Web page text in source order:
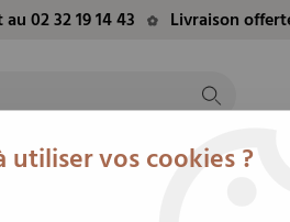
02 32 19 14 43 Livraison
PLANTES DEUIL
utiliser vos cookies ?